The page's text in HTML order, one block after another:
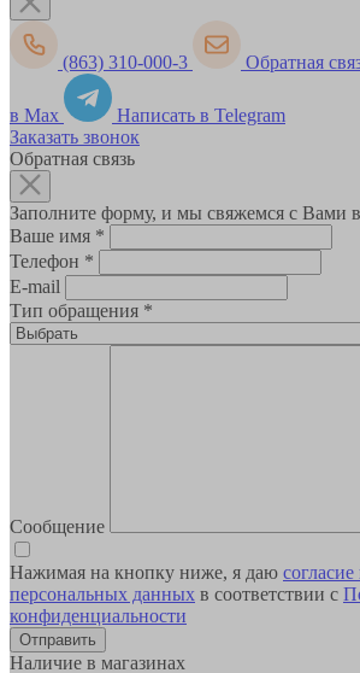
(863) 310-000-3 Обратная
в Max
Написать в Telegram
Заказать звонок
Обратная связь
Заполните форму, и мы свяжемся с Вами
Ваше имя *
Телефон *
E-mail
Тип обращения *
Сообщение
Нажимая на кнопку ниже, я даю
персональных данных в соответствии с
конфиденциальности
Наличие в магазинах